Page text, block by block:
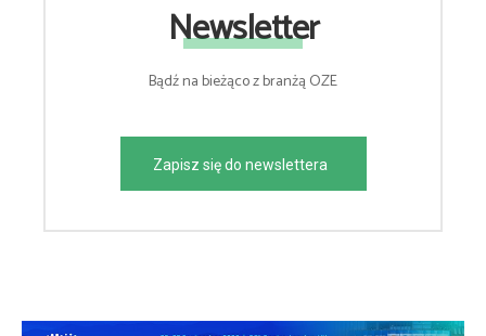
Newsletter
Bądź na bieżąco z branżą OZE
Zapisz się do newslettera